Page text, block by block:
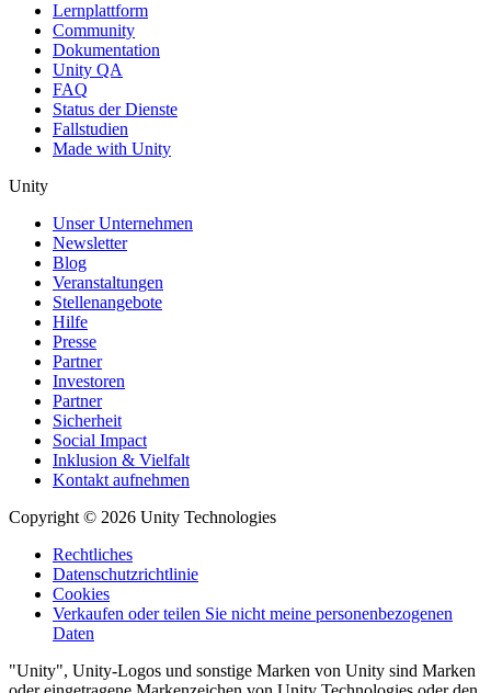
Lernplattform
Community
Dokumentation
Unity QA
FAQ
Status der Dienste
Fallstudien
Made with Unity
Unity
Unser Unternehmen
Newsletter
Blog
Veranstaltungen
Stellenangebote
Hilfe
Presse
Partner
Investoren
Partner
Sicherheit
Social Impact
Inklusion & Vielfalt
Kontakt aufnehmen
Copyright © 2026 Unity Technologies
Rechtliches
Datenschutzrichtlinie
Cookies
Verkaufen oder teilen Sie nicht meine personenbezogenen
Daten
"Unity", Unity-Logos und sonstige Marken von Unity sind Marken